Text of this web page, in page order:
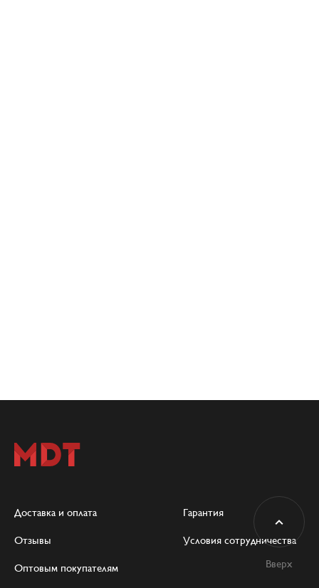
Доставка и оплата Гарантия
Отзывы Условия сотрудничества
Оптовым покупателям Вверх